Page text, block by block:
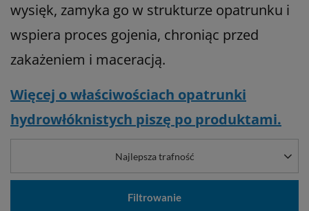
wysięk, zamyka go w strukturze opatrunku i
wspiera proces gojenia, chroniąc przed
zakażeniem i maceracją.
Więcej o właściwościach opatrunki
hydrowłóknistych piszę po produktami.
Najlepsza trafność
Filtrowanie